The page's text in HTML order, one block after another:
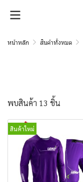
หน้าหลัก สินค้าทั้งหมด
พบสินค้า 13 ชิ้น
สินค้าใหม่